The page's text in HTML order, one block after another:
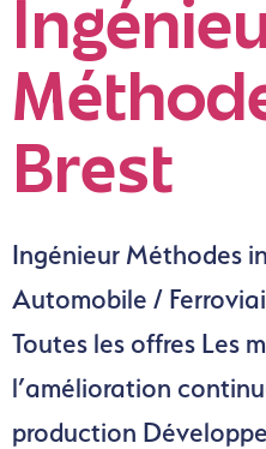
Brest
Ingénieur Méthodes
Automobile /
Toutes les offres Les
l’amélioration
production